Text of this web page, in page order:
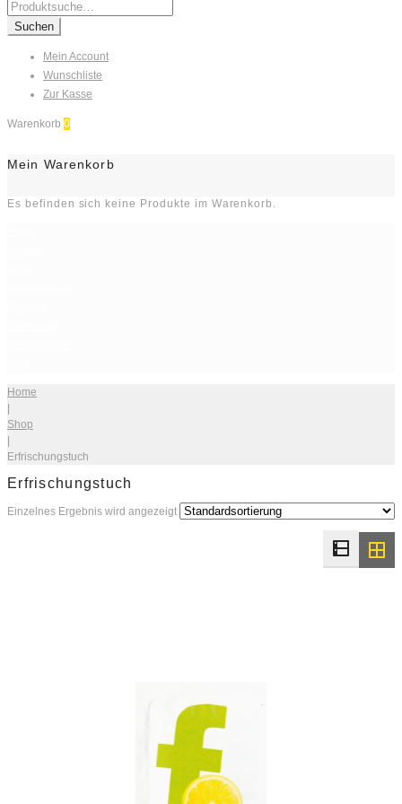
Search
for:
Suchen
Mein Account
Wunschliste
Zur Kasse
Warenkorb 0
Mein Warenkorb
Es befinden sich keine Produkte im Warenkorb.
Home
|
Shop
|
Erfrischungstuch
Erfrischungstuch
Einzelnes Ergebnis wird angezeigt